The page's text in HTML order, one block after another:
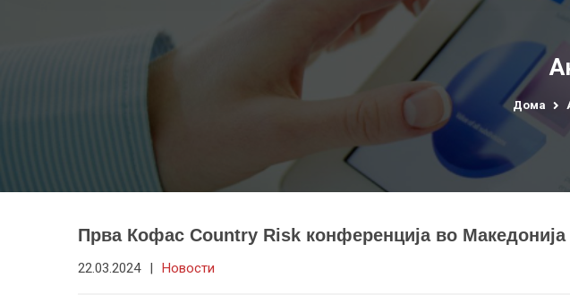
Дома
Прва Кофас Country Risk конференција во Македонија
22.03.2024 | Новости